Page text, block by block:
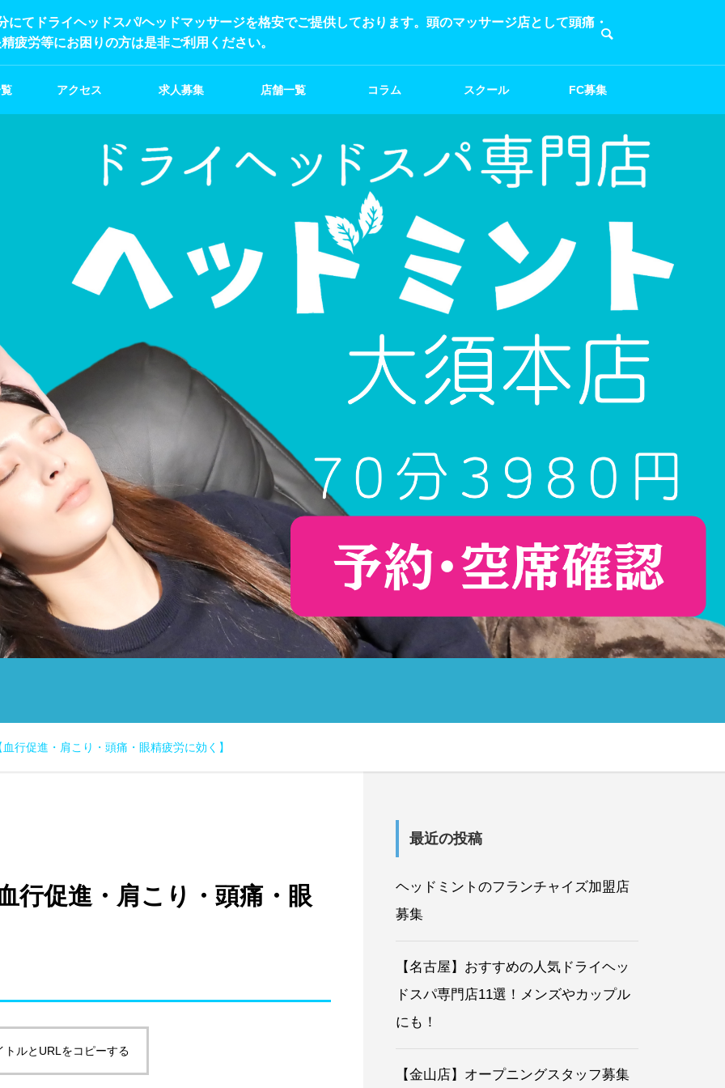
にてドライヘッドスパ/ヘッドマッサージを格安でご提供しております。頭のマッサージ店として頭痛・
疲労等にお困りの方は是非ご利用ください。
アクセス 求人募集 店舗一覧 コラム スクール FC募集
行促進・肩こり・頭痛・眼精疲労に効く】
行促進・肩こり・頭痛・眼
トルとURLをコピーする
最近の投稿
ヘッドミントのフランチャイズ加盟店
募集
【名古屋】おすすめの人気ドライヘッ
ドスパ専門店11選！メンズやカップル
にも！
【金山店】オープニングスタッフ募集